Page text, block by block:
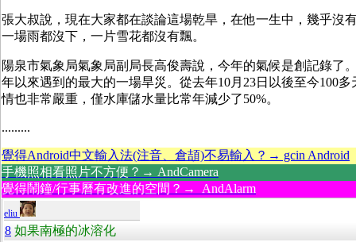
張大叔說，現在大家都在談論這場乾旱，在他一生中，幾乎沒
一場雨都沒下，一片雪花都沒有飄。
陽泉市氣象局氣象局副局長高俊壽說，今年的氣候是創記錄了
年以來遇到的最大的一場旱災。從去年10月23日以後至今100
情也非常嚴重，僅水庫儲水量比常年減少了50%。
.........
覺得Android中文輸入法(注音、倉頡)不易輸入？→ gcin Android
手機照相看照片不方便？→ AndCamera
覺得鬧鐘/行事曆有改進的空間？→ AndAlarm
eliu
8 如果南極的冰溶化